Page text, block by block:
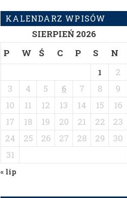
KALENDARZ WPISÓW
SIERPIEŃ 2026
P
W Ś C P S N
1
2
3
4 5 6 7 8
9
10
11 12 13 14 15
16
17
18 19 20 21 22
23
24
25 26 27 28 29
30
31
« lip